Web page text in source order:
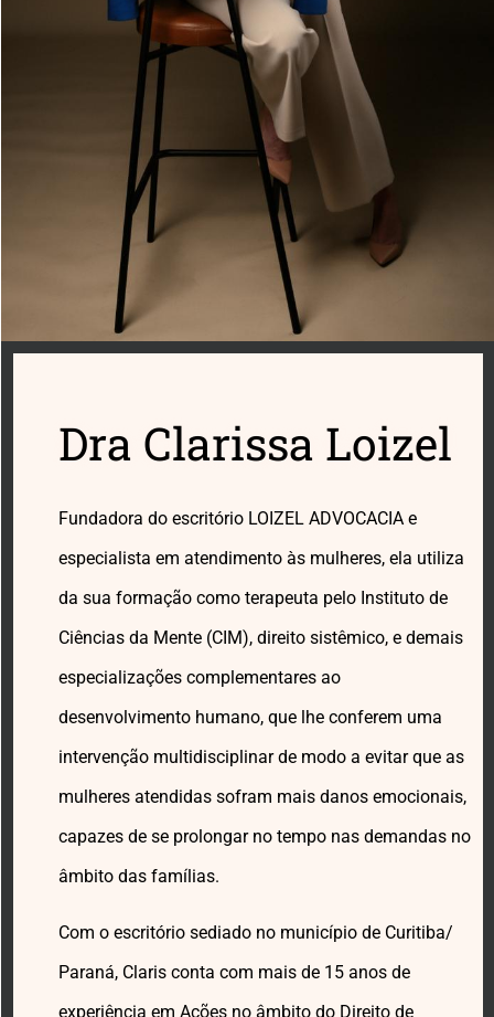
Dra Clarissa Loizel
Fundadora do escritório LOIZEL ADVOCACIA e
especialista em atendimento às mulheres, ela utiliza
da sua formação como terapeuta pelo Instituto de
Ciências da Mente (CIM), direito sistêmico, e demais
especializações complementares ao
desenvolvimento humano, que lhe conferem uma
intervenção multidisciplinar de modo a evitar que as
mulheres atendidas sofram mais danos emocionais,
capazes de se prolongar no tempo nas demandas no
âmbito das famílias.
Com o escritório sediado no município de Curitiba/
Paraná, Claris conta com mais de 15 anos de
experiência em Ações no âmbito do Direito de